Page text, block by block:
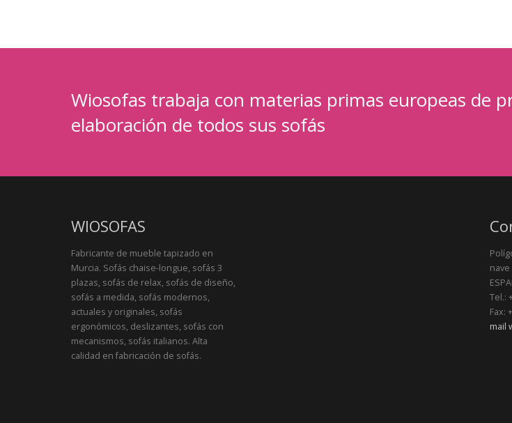
Wiosofas trabaja con materias primas europeas de
elaboración de todos sus sofás
WIOSOFAS
Fabricante de mueble tapizado en
Murcia. Sofás chaise-longue, sofás 3
plazas, sofás de relax, sofás de diseño,
sofás a medida, sofás modernos,
actuales y originales, sofás
ergonómicos, deslizantes, sofás con
mecanismos, sofás italianos. Alta
calidad en fabricación de sofás.
nave
Tel.:
Fax:
mail